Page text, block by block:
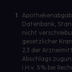
1
Datenbank,
nicht
gesetzlicher
2,3 der
Abschlags
i.H.v. 5% bei